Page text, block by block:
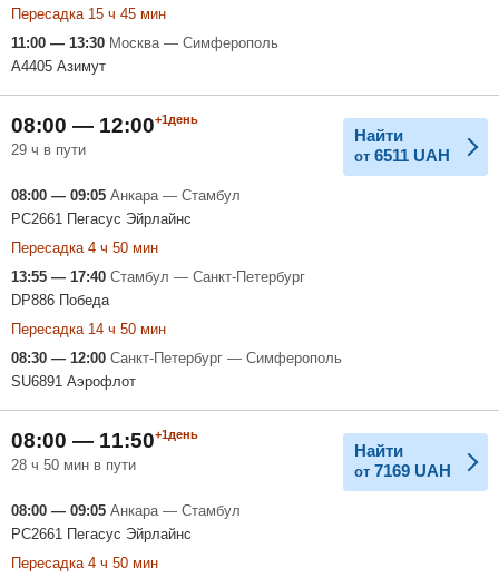
Пересадка 15 ч 45 мин
11:00 — 13:30 Москва — Симферополь
A4405 Азимут
08:00 — 12:00+1день
29 ч в пути
Найти
от 6511 UAH
08:00 — 09:05 Анкара — Стамбул
PC2661 Пегасус Эйрлайнс
Пересадка 4 ч 50 мин
13:55 — 17:40 Стамбул — Санкт-Петербург
DP886 Победа
Пересадка 14 ч 50 мин
08:30 — 12:00 Санкт-Петербург — Симферополь
SU6891 Аэрофлот
08:00 — 11:50+1день
28 ч 50 мин в пути
Найти
от 7169 UAH
08:00 — 09:05 Анкара — Стамбул
PC2661 Пегасус Эйрлайнс
Пересадка 4 ч 50 мин